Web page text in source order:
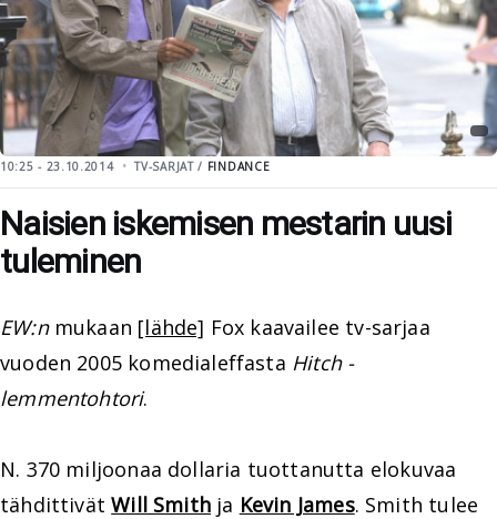
10:25 - 23.10.2014 TV-SARJAT / FINDANCE
Naisien iskemisen mestarin uusi
tuleminen
EW:nmukaan [lähde] Fox kaavailee tv-sarjaa
vuoden 2005 komedialeffasta Hitch -
lemmentohtori.
N. 370 miljoonaa dollaria tuottanutta elokuvaa
tähdittivätWill Smithja Kevin James. Smith tulee